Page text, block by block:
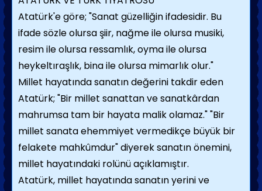
Atatürk'e göre; "Sanat güzelliğin ifadesidir. Bu
ifade sözle olursa şiir, nağme ile olursa musiki,
resim ile olursa ressamlık, oyma ile olursa
heykeltıraşlık, bina ile olursa mimarlık olur."
Millet hayatında sanatın değerini takdir eden
Atatürk; "Bir millet sanattan ve sanatkârdan
mahrumsa tam bir hayata malik olamaz." "Bir
millet sanata ehemmiyet vermedikçe büyük bir
felakete mahkûmdur" diyerek sanatın önemini,
millet hayatındaki rolünü açıklamıştır.
Atatürk, millet hayatında sanatın yerini ve